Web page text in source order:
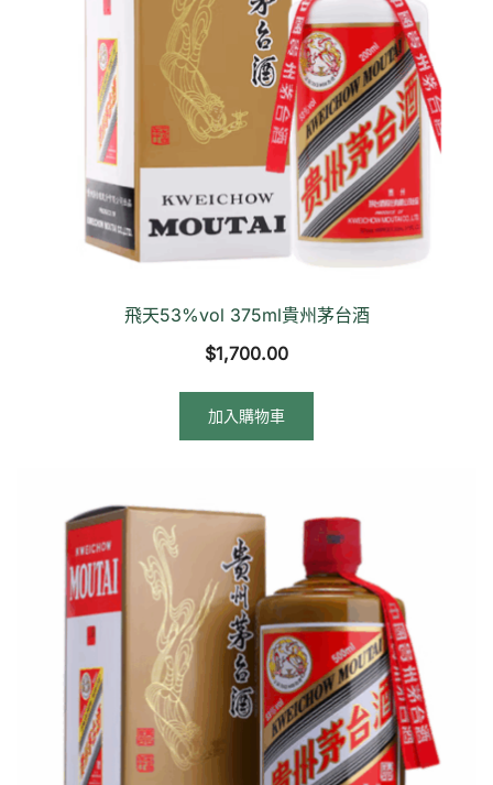
飛天53%vol 375ml貴州茅台酒
$1,700.00
加入購物車